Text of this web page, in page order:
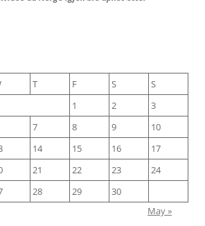
T F S
S
1
2
3
7 8 9
10
14 15 16
17
21 22 23
24
28 29
30
May »